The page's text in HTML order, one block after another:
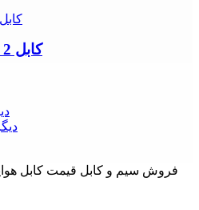
کابل 2 زوج 06 هوایی کمان کابل